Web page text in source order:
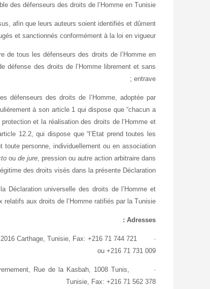
des défenseurs des droits de l’Homme en Tunisie
afin que leurs auteurs soient identifiés et dûment
et sanctionnés conformément à la loi en vigueur ;
de tous les défenseurs des droits de l’Homme en
défense des droits de l’Homme librement et sans
entrave ;
défenseurs des droits de l’Homme, adoptée par
à son article 1 qui dispose que “chacun a
et la réalisation des droits de l’Homme et
12.2, qui dispose que “l’Etat prend toutes les
personne, individuellement ou en association
ou de jure, pression ou autre action arbitraire dans
des droits visés dans la présente Déclaration” ;
Déclaration universelle des droits de l’Homme et
aux droits de l’Homme ratifiés par la Tunisie.
Adresses :
·
Carthage, Tunisie, Fax: +216 71 744 721
ou +216 71 731 009
·
Rue de la Kasbah, 1008 Tunis,
Tunisie, Fax: +216 71 562 378